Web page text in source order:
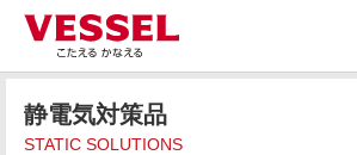
静電気対策品
STATIC SOLUTIONS